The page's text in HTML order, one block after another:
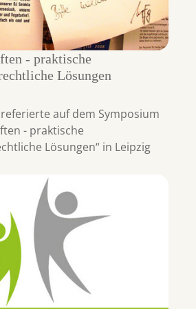
- praktische
Lösungen
auf dem Symposium
- praktische
Lösungen“ in Leipzig